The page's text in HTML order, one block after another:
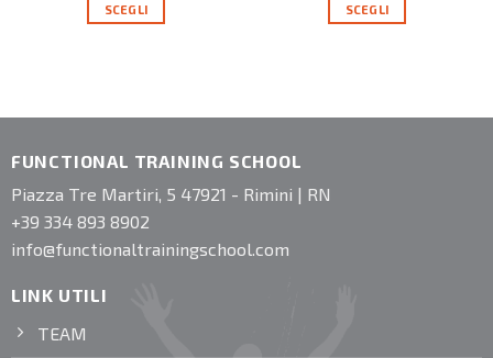
SCEGLI SCEGLI
FUNCTIONAL TRAINING SCHOOL
Piazza Tre Martiri, 5 47921 - Rimini | RN
+39 334 893 8902
info@functionaltrainingschool.com
LINK UTILI
TEAM